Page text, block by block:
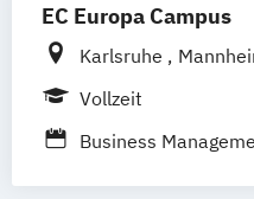
Marketing &
(DE/EN)
Strategic Marketing
EC Europa Campus
Karlsruhe
Vollzeit
Business